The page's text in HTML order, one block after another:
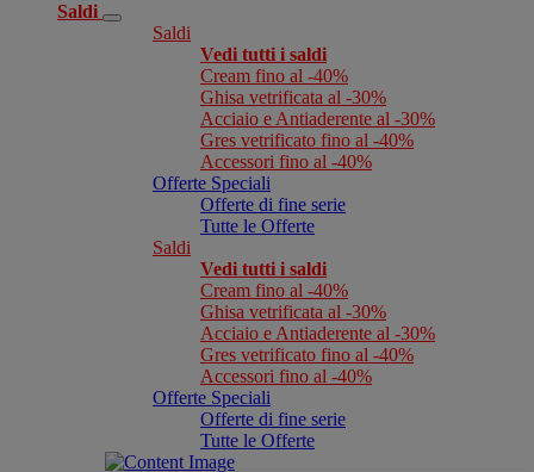
Saldi
Saldi
Vedi tutti i saldi
Cream fino al -40%
Ghisa vetrificata al -30%
Acciaio e Antiaderente al -30%
Gres vetrificato fino al -40%
Accessori fino al -40%
Offerte Speciali
Offerte di fine serie
Tutte le Offerte
Saldi
Vedi tutti i saldi
Cream fino al -40%
Ghisa vetrificata al -30%
Acciaio e Antiaderente al -30%
Gres vetrificato fino al -40%
Accessori fino al -40%
Offerte Speciali
Offerte di fine serie
Tutte le Offerte